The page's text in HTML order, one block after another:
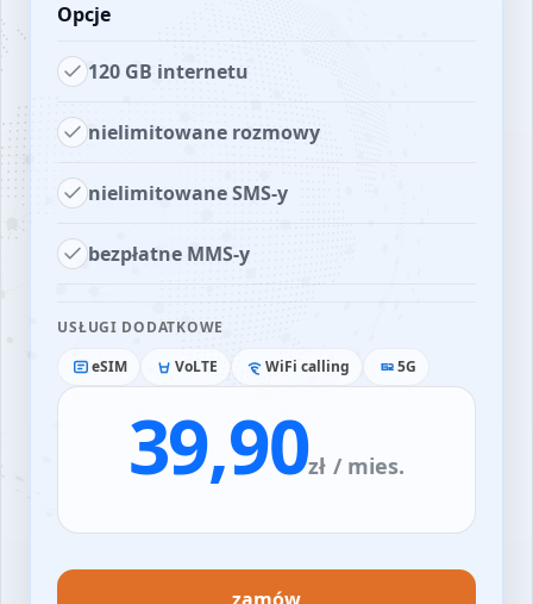
Opcje
120 GB internetu
nielimitowane rozmowy
nielimitowane SMS-y
bezpłatne MMS-y
USŁUGI DODATKOWE
eSIM
VoLTE WiFi calling 5G
39,90zł / mies.